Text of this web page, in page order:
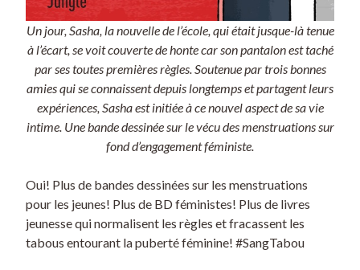
Un jour, Sasha, la nouvelle de l’école, qui était jusque-là tenue
à l’écart, se voit couverte de honte car son pantalon est taché
par ses toutes premières règles. Soutenue par trois bonnes
amies qui se connaissent depuis longtemps et partagent leurs
expériences, Sasha est initiée à ce nouvel aspect de sa vie
intime. Une bande dessinée sur le vécu des menstruations sur
fond d’engagement féministe.
Oui! Plus de bandes dessinées sur les menstruations
pour les jeunes! Plus de BD féministes! Plus de livres
jeunesse qui normalisent les règles et fracassent les
tabous entourant la puberté féminine! #SangTabou